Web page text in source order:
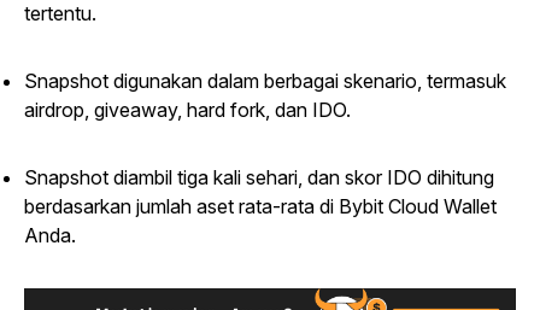
tertentu.
Snapshot digunakan dalam berbagai skenario, termasuk
airdrop, giveaway, hard fork, dan IDO.
Snapshot diambil tiga kali sehari, dan skor IDO dihitung
berdasarkan jumlah aset rata-rata di Bybit Cloud Wallet
Anda.